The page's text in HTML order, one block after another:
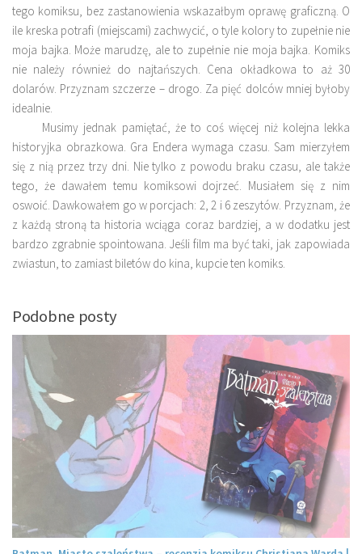
tego komiksu, bez zastanowienia wskazałbym oprawę graficzną. O
ile kreska potrafi (miejscami) zachwycić, o tyle kolory to zupełnie nie
moja bajka. Może marudzę, ale to zupełnie nie moja bajka. Komiks
nie należy również do najtańszych. Cena okładkowa to aż 30
dolarów. Przyznam szczerze – drogo. Za pięć dolców mniej byłoby
idealnie.
Musimy jednak pamiętać, że to coś więcej niż kolejna lekka
historyjka obrazkowa. Gra Endera wymaga czasu. Sam mierzyłem
się z nią przez trzy dni. Nie tylko z powodu braku czasu, ale także
tego, że dawałem temu komiksowi dojrzeć. Musiałem się z nim
oswoić. Dawkowałem go w porcjach: 2, 2 i 6 zeszytów. Przyznam, że
z każdą stroną ta historia wciąga coraz bardziej, a w dodatku jest
bardzo zgrabnie spointowana. Jeśli film ma być taki, jak zapowiada
zwiastun, to zamiast biletów do kina, kupcie ten komiks.
Podobne posty